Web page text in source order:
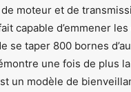
moteur et de
capable d’emmener
se taper 800 bornes
une fois de plus
un modèle de